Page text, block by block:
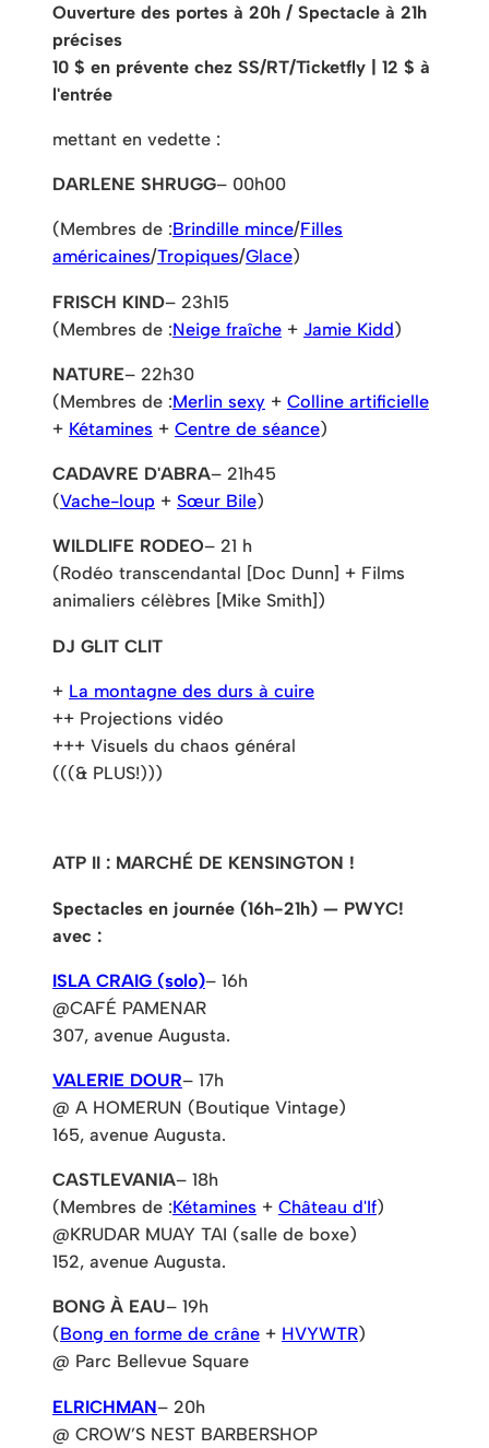
Ouverture des portes à 20h / Spectacle à 21h
précises
10 $ en prévente chez SS/RT/Ticketfly | 12 $ à
l'entrée
mettant en vedette :
DARLENE SHRUGG– 00h00
(Membres de :Brindille mince/Filles
américaines/Tropiques/Glace)
FRISCH KIND– 23h15
(Membres de :Neige fraîche + Jamie Kidd)
NATURE– 22h30
(Membres de :Merlin sexy + Colline artificielle
+ Kétamines + Centre de séance)
CADAVRE D'ABRA– 21h45
(Vache-loup + Sœur Bile)
WILDLIFE RODEO– 21 h
(Rodéo transcendantal [Doc Dunn] + Films
animaliers célèbres [Mike Smith])
DJ GLIT CLIT
+ La montagne des durs à cuire
++ Projections vidéo
+++ Visuels du chaos général
(((& PLUS!)))
ATP II : MARCHÉ DE KENSINGTON !
Spectacles en journée (16h-21h) — PWYC!
avec :
ISLA CRAIG (solo)– 16h
@CAFÉ PAMENAR
307, avenue Augusta.
VALERIE DOUR– 17h
@ A HOMERUN (Boutique Vintage)
165, avenue Augusta.
CASTLEVANIA– 18h
(Membres de :Kétamines + Château d'If)
@KRUDAR MUAY TAI (salle de boxe)
152, avenue Augusta.
BONG À EAU– 19h
(Bong en forme de crâne + HVYWTR)
@ Parc Bellevue Square
ELRICHMAN– 20h
@ CROW’S NEST BARBERSHOP